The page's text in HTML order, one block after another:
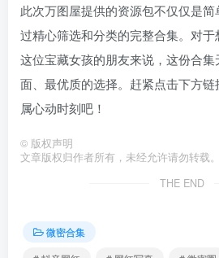
此次万图屋提供的资源包不仅仅是
过精心筛选和分类的完整合集。对
这位宝藏女孩的朋友来说，这份合
面、最优质的选择。赶紧点击下方
属心动时刻吧！
© 版权声明
文章版权归作者所有，未经允许请勿转载。
THE END
微密合集